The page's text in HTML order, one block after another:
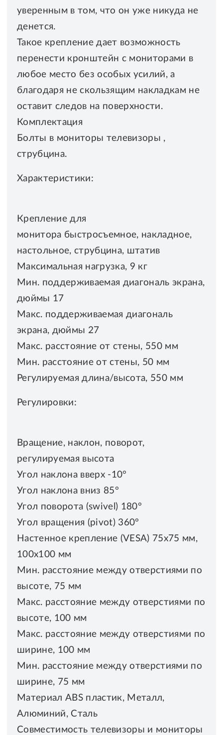
уверенным в том, что он уже никуда не
денется.
Такое крепление дает возможность
перенести кронштейн с мониторами в
любое место без особых усилий, а
благодаря не скользящим накладкам не
оставит следов на поверхности.
Комплектация
Болты в мониторы телевизоры ,
струбцина.
Характеристики:
Крепление для
монитора быстросъемное, накладное,
настольное, струбцина, штатив
Максимальная нагрузка, 9 кг
Мин. поддерживаемая диагональ экрана,
дюймы 17
Макс. поддерживаемая диагональ
экрана, дюймы 27
Макс. расстояние от стены, 550 мм
Мин. расстояние от стены, 50 мм
Регулируемая длина/высота, 550 мм
Регулировки:
Вращение, наклон, поворот,
регулируемая высота
Угол наклона вверх -10°
Угол наклона вниз 85°
Угол поворота (swivel) 180°
Угол вращения (pivot) 360°
Настенное крепление (VESA) 75x75 мм,
100x100 мм
Мин. расстояние между отверстиями по
высоте, 75 мм
Макс. расстояние между отверстиями по
высоте, 100 мм
Макс. расстояние между отверстиями по
ширине, 100 мм
Мин. расстояние между отверстиями по
ширине, 75 мм
Материал ABS пластик, Металл,
Алюминий, Сталь
Совместимость телевизоры и мониторы